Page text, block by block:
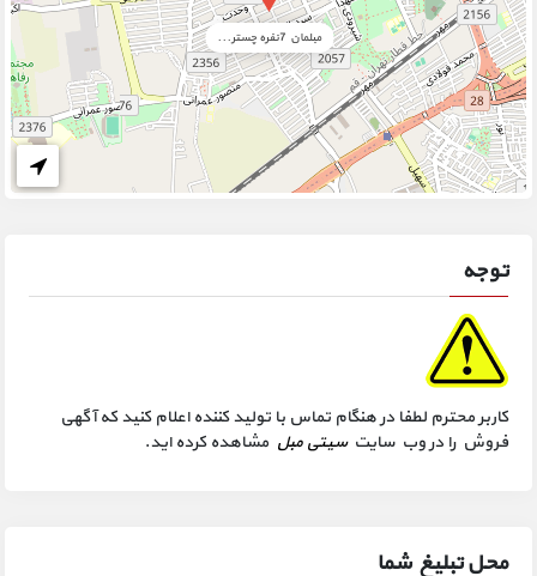
مبلمان 7نفره چستر...
توجه
کاربر محترم لطفا در هنگام تماس با تولید کننده اعلام کنید که آگهی
فروش را در وب سایتسیتی مبل مشاهده کرده اید.
محل تبلیغ شما